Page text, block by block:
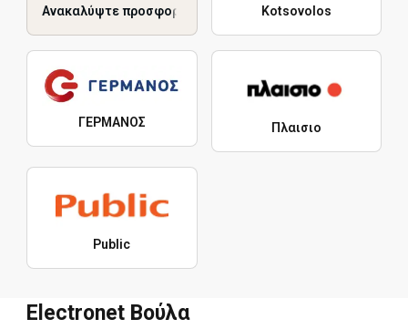
Ανακαλύψτε προσφορές Kotsovolos
ΓΕΡΜΑΝΟΣ Πλαισιο
Public
Electronet Βούλα